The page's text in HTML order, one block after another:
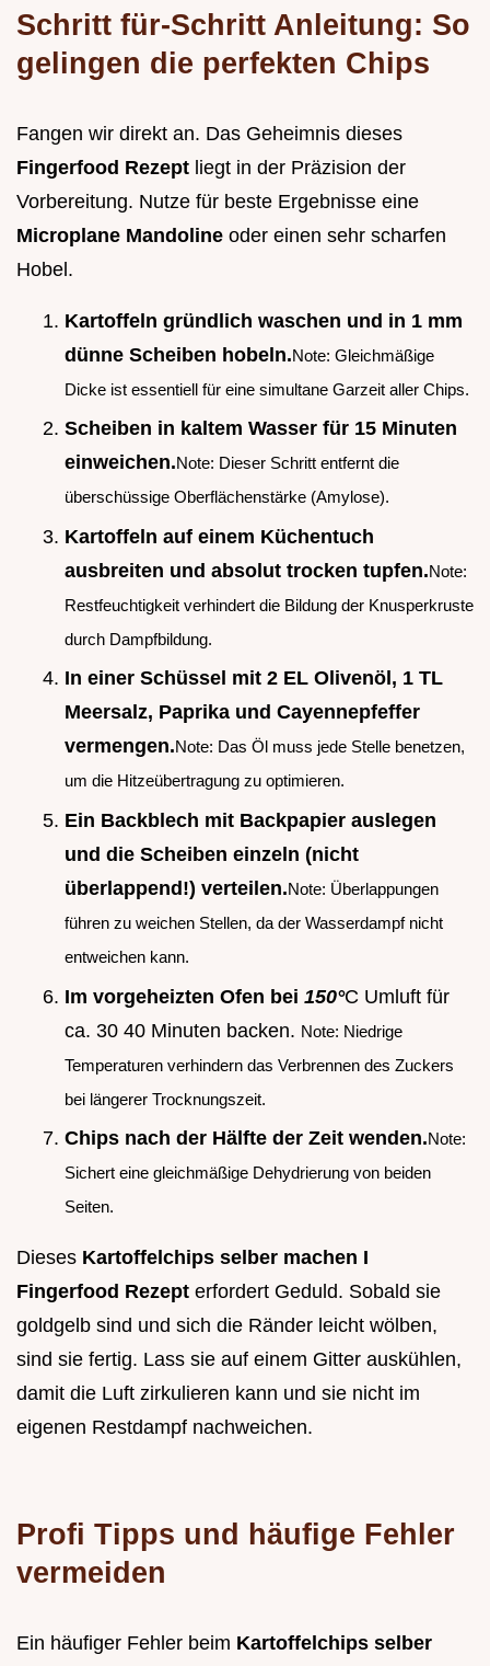
Schritt für-Schritt Anleitung: So
gelingen die perfekten Chips
Fangen wir direkt an. Das Geheimnis dieses
Fingerfood Rezept liegt in der Präzision der
Vorbereitung. Nutze für beste Ergebnisse eine
Microplane Mandoline oder einen sehr scharfen
Hobel.
Kartoffeln gründlich waschen und in 1 mm
dünne Scheiben hobeln.Note: Gleichmäßige
Dicke ist essentiell für eine simultane Garzeit aller Chips.
Scheiben in kaltem Wasser für 15 Minuten
einweichen.Note: Dieser Schritt entfernt die
überschüssige Oberflächenstärke (Amylose).
Kartoffeln auf einem Küchentuch
ausbreiten und absolut trocken tupfen.Note:
Restfeuchtigkeit verhindert die Bildung der Knusperkruste
durch Dampfbildung.
In einer Schüssel mit 2 EL Olivenöl, 1 TL
Meersalz, Paprika und Cayennepfeffer
vermengen.Note: Das Öl muss jede Stelle benetzen,
um die Hitzeübertragung zu optimieren.
Ein Backblech mit Backpapier auslegen
und die Scheiben einzeln (nicht
überlappend!) verteilen.Note: Überlappungen
führen zu weichen Stellen, da der Wasserdampf nicht
entweichen kann.
Im vorgeheizten Ofen bei 150°C Umluft für
ca. 30 40 Minuten backen. Note: Niedrige
Temperaturen verhindern das Verbrennen des Zuckers
bei längerer Trocknungszeit.
Chips nach der Hälfte der Zeit wenden.Note:
Sichert eine gleichmäßige Dehydrierung von beiden
Seiten.
Dieses Kartoffelchips selber machen I
Fingerfood Rezept erfordert Geduld. Sobald sie
goldgelb sind und sich die Ränder leicht wölben,
sind sie fertig. Lass sie auf einem Gitter auskühlen,
damit die Luft zirkulieren kann und sie nicht im
eigenen Restdampf nachweichen.
Profi Tipps und häufige Fehler
vermeiden
Ein häufiger Fehler beim Kartoffelchips selber